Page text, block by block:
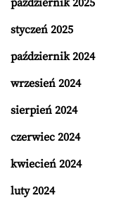
październik 2025
styczeń 2025
październik 2024
wrzesień 2024
sierpień 2024
czerwiec 2024
kwiecień 2024
luty 2024